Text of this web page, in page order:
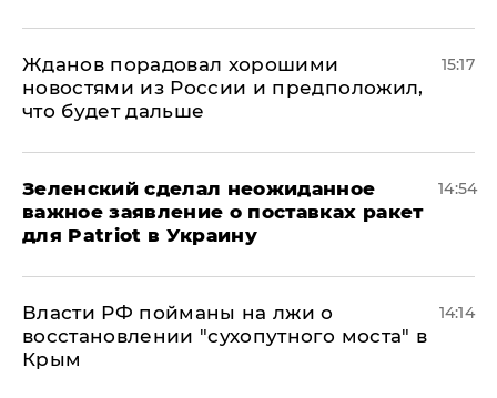
Жданов порадовал хорошими
новостями из России и предположил,
что будет дальше
15:17
Зеленский сделал неожиданное
важное заявление о поставках ракет
для Patriot в Украину
14:54
Власти РФ пойманы на лжи о
восстановлении "сухопутного моста" в
Крым
14:14